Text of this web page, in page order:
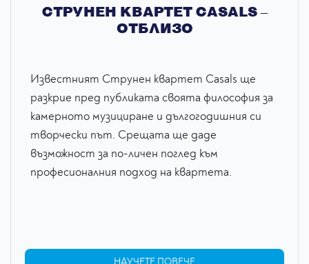
СТРУНЕН КВАРТЕТ CASALS –
ОТБЛИЗО
Известният Струнен квартет Casals ще
разкрие пред публиката своята философия за
камерното музициране и дългогодишния си
творчески път. Срещата ще даде
възможност за по-личен поглед към
професионалния подход на квартета.
НАУЧЕТЕ ПОВЕЧЕ